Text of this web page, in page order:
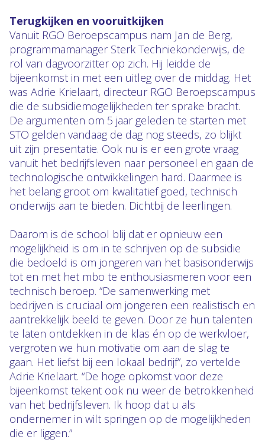
Terugkijken en vooruitkijken
Vanuit RGO Beroepscampus nam Jan de Berg,
programmamanager Sterk Techniekonderwijs, de
rol van dagvoorzitter op zich. Hij leidde de
bijeenkomst in met een uitleg over de middag. Het
was Adrie Krielaart, directeur RGO Beroepscampus
die de subsidiemogelijkheden ter sprake bracht.
De argumenten om 5 jaar geleden te starten met
STO gelden vandaag de dag nog steeds, zo blijkt
uit zijn presentatie. Ook nu is er een grote vraag
vanuit het bedrijfsleven naar personeel en gaan de
technologische ontwikkelingen hard. Daarmee is
het belang groot om kwalitatief goed, technisch
onderwijs aan te bieden. Dichtbij de leerlingen.
Daarom is de school blij dat er opnieuw een
mogelijkheid is om in te schrijven op de subsidie
die bedoeld is om jongeren van het basisonderwijs
tot en met het mbo te enthousiasmeren voor een
technisch beroep. “De samenwerking met
bedrijven is cruciaal om jongeren een realistisch en
aantrekkelijk beeld te geven. Door ze hun talenten
te laten ontdekken in de klas én op de werkvloer,
vergroten we hun motivatie om aan de slag te
gaan. Het liefst bij een lokaal bedrijf”, zo vertelde
Adrie Krielaart. “De hoge opkomst voor deze
bijeenkomst tekent ook nu weer de betrokkenheid
van het bedrijfsleven. Ik hoop dat u als
ondernemer in wilt springen op de mogelijkheden
die er liggen.”